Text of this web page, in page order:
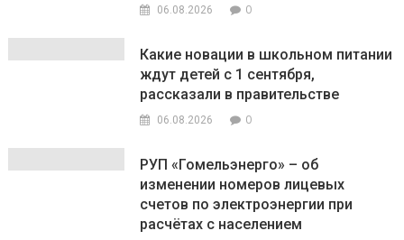
06.08.2026 0
Какие новации в школьном питании
ждут детей с 1 сентября,
рассказали в правительстве
06.08.2026 0
РУП «Гомельэнерго» – об
изменении номеров лицевых
счетов по электроэнергии при
расчётах с населением